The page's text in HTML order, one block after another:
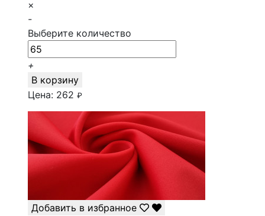
×
-
Выберите количество
+
В корзину
Цена: 262 ₽
Добавить в избранное